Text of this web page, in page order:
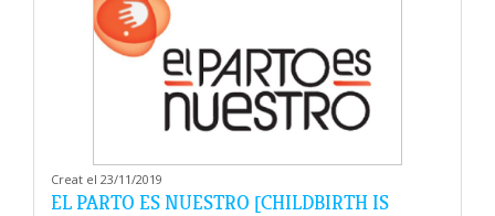
Creat el 23/11/2019
EL PARTO ES NUESTRO [CHILDBIRTH IS